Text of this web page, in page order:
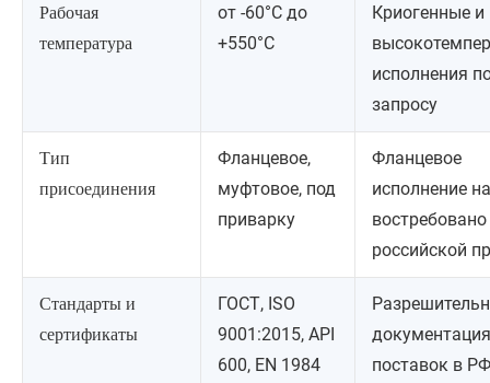
Рабочая
температура
от -60°C до
+550°C
Криогенные и
исполнения
запросу
Тип
присоединения
Фланцевое,
муфтовое, под
приварку
Фланцевое
исполнение
российской
Стандарты и
сертификаты
ГОСТ, ISO
9001:2015, API
600, EN 1984
поставок в